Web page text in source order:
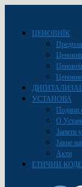
ЦЕНОВНЇК
УСТАНОВА
Подаци
О
Заняти
Јавне
Акти
ЕТИЧНИ